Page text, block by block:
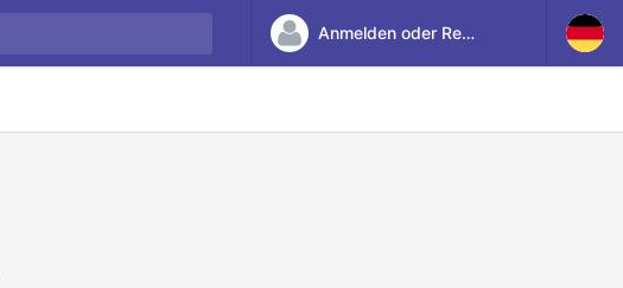
Anmelden oder Registrieren